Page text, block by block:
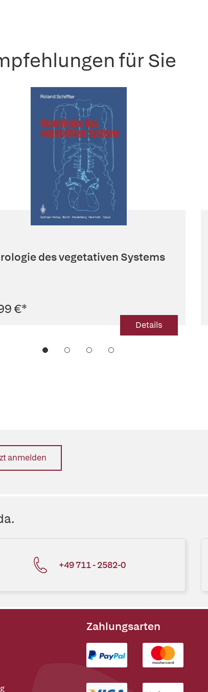
für Sie
des vegetativen Systems
€*
Details
anmelden
+49 711 - 2582-0
Zahlungsarten